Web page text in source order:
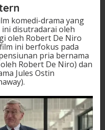
komedi-drama yang
ini disutradarai oleh
oleh Robert De Niro
ini berfokus pada
pria bernama
Robert De Niro) dan
Jules Ostin